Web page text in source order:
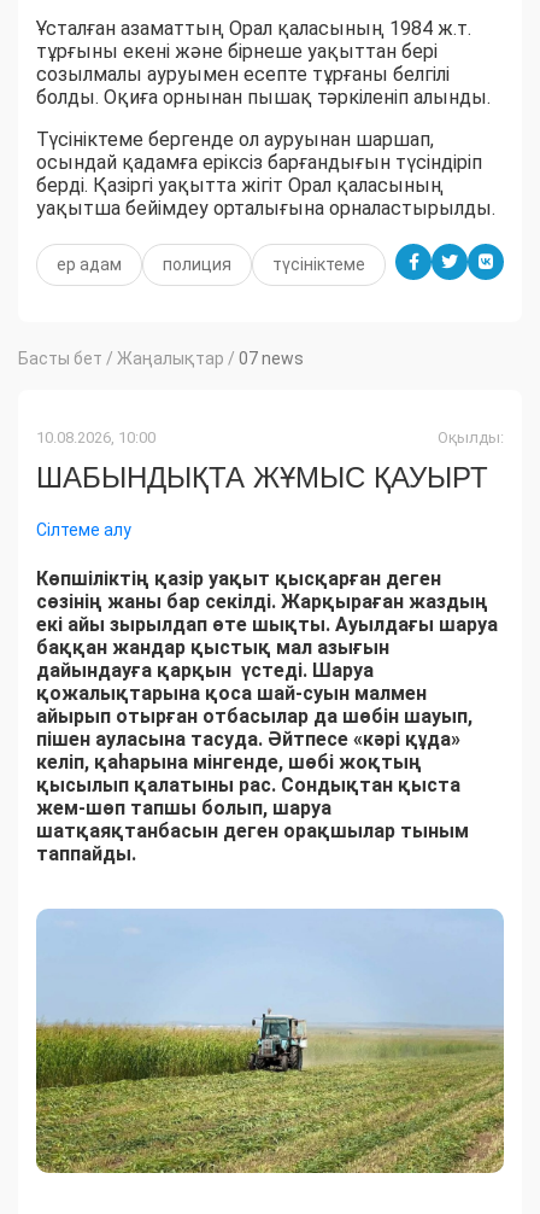
Ұсталған азаматтың Орал қаласының 1984 ж.т.
тұрғыны екені және бірнеше уақыттан бері
созылмалы ауруымен есепте тұрғаны белгілі
болды. Оқиға орнынан пышақ тәркіленіп алынды.
Түсініктеме бергенде ол ауруынан шаршап,
осындай қадамға еріксіз барғандығын түсіндіріп
берді. Қазіргі уақытта жігіт Орал қаласының
уақытша бейімдеу орталығына орналастырылды.
ер адам полиция түсініктеме
Басты бет / Жаңалықтар / 07 news
10.08.2026, 10:00 Оқылды:
ШАБЫНДЫҚТА ЖҰМЫС ҚАУЫРТ
Сілтеме алу
Көпшіліктің қазір уақыт қысқарған деген
сөзінің жаны бар секілді. Жарқыраған жаздың
екі айы зырылдап өте шықты. Ауылдағы шаруа
баққан жандар қыстық мал азығын
дайындауға қарқын үстеді. Шаруа
қожалықтарына қоса шай-суын малмен
айырып отырған отбасылар да шөбін шауып,
пішен ауласына тасуда. Әйтпесе «кәрі құда»
келіп, қаһарына мінгенде, шөбі жоқтың
қысылып қалатыны рас. Сондықтан қыста
жем-шөп тапшы болып, шаруа
шатқаяқтанбасын деген орақшылар тыным
таппайды.